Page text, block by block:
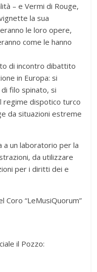
– e Vermi di Rouge,
la sua
le loro opere,
come le hanno
di incontro dibattito
in Europa: si
filo spinato, si
regime dispotico turco
da situazioni estreme
un laboratorio per la
da utilizzare
per i diritti dei e
Coro “LeMusiQuorum”
il Pozzo: